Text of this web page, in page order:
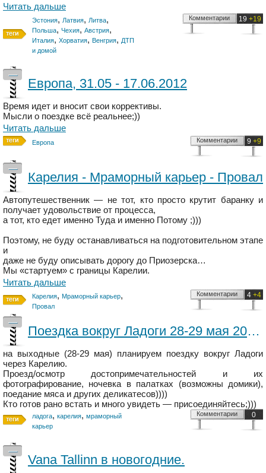
Читать дальше
Эстония, Латвия, Литва,
Польша, Чехия, Австрия,
Италия, Хорватия, Венгрия, ДТП
и домой
19 +19
Комментарии
—
Европа, 31.05 - 17.06.2012
Время идет и вносит свои коррективы.
Мысли о поездке всё реальнее;))
Читать дальше
Европа 9 +9
Комментарии
—
Карелия - Мраморный карьер - Провал
Автопутешественник — не тот, кто просто крутит баранку и
получает удовольствие от процесса,
а тот, кто едет именно Туда и именно Потому ;)))
Поэтому, не буду останавливаться на подготовительном этапе
и
даже не буду описывать дорогу до Приозерска…
Мы «стартуем» с границы Карелии.
Читать дальше
Карелия, Мраморный карьер,
Провал
4 +4
Комментарии
—
Поездка вокруг Ладоги 28-29 мая 2011.
на выходные (28-29 мая) планируем поездку вокруг Ладоги
через Карелию.
Проезд/осмотр достопримечательностей и их
фотографирование, ночевка в палатках (возможны домики),
поедание мяса и других деликатесов))))
Кто готов рано встать и много увидеть — присоединяйтесь;)))
ладога, карелия, мраморный
карьер
0
Комментарии
—
Vana Tallinn в новогодние.